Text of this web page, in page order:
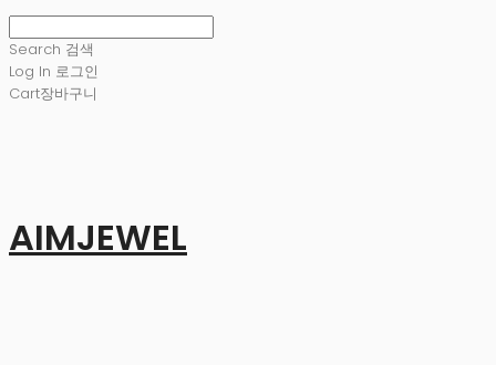
Search 검색
Log In 로그인
Cart장바구니
AIMJEWEL